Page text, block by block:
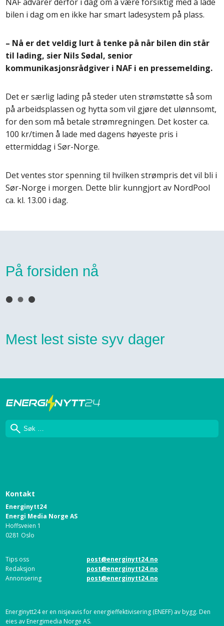
bilen i dag om en ikke har smart ladesystem på plass.
– Nå er det veldig lurt å tenke på når bilen din står
til lading, sier Nils Sødal, senior
kommunikasjonsrådgiver i NAF i en pressemelding.
Det er særlig lading på steder uten strømstøtte så som
på arbeidsplassen og hytta som vil gjøre det ulønnsomt,
for den som må betale strømregningen. Det koster ca.
100 kr/timen å lade med dagens høyeste pris i
ettermiddag i Sør-Norge.
Det ventes stor spenning til hvilken strømpris det vil bli i
Sør-Norge i morgen. Dette blir kunngjort av NordPool
ca. kl. 13.00 i dag.
På forsiden nå
Mest lest siste syv dager
Søk
Kontakt
Energinytt24
Energi Media Norge AS
Hoffsveien 1
0281 Oslo
Tips oss
post@energinytt24.no
Redaksjon
post@energinytt24.no
Annonsering
post@energinytt24.no
Energinytt24 er en nisjeavis for energieffektivisering (ENEFF) av bygg. Den
eies av Energimedia Norge AS.